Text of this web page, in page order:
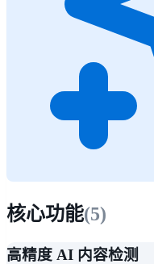
核心功能(5)
高精度 AI 内容检测